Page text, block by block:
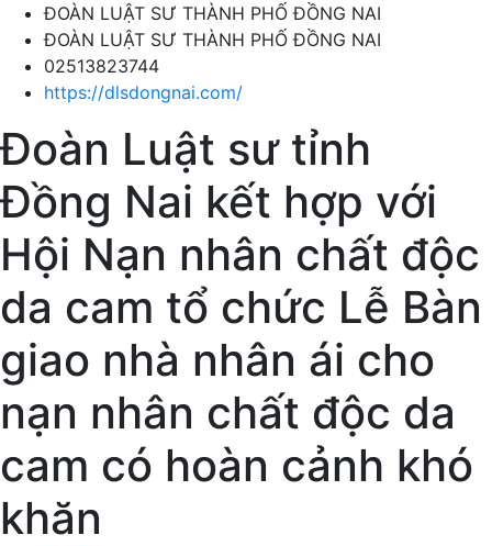
ĐOÀN LUẬT SƯ THÀNH PHỐ ĐỒNG NAI
ĐOÀN LUẬT SƯ THÀNH PHỐ ĐỒNG NAI
02513823744
https://dlsdongnai.com/
Đoàn Luật sư tỉnh
Đồng Nai kết hợp với
Hội Nạn nhân chất độc
da cam tổ chức Lễ Bàn
giao nhà nhân ái cho
nạn nhân chất độc da
cam có hoàn cảnh khó
khăn